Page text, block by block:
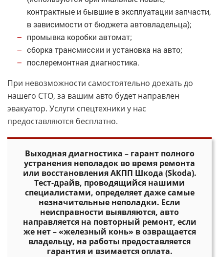
контрактные и бывшие в эксплуатации запчасти,
в зависимости от бюджета автовладельца);
промывка коробки автомат;
сборка трансмиссии и установка на авто;
послеремонтная диагностика.
При невозможности самостоятельно доехать до
нашего СТО, за вашим авто будет направлен
эвакуатор. Услуги спецтехники у нас
предоставляются бесплатно.
Выходная диагностика – гарант полного
устранения неполадок во время ремонта
или восстановления АКПП Шкода (Skoda).
Тест-драйв, проводящийся нашими
специалистами, определяет даже самые
незначительные неполадки. Если
неисправности выявляются, авто
направляется на повторный ремонт, если
же нет – «железный конь» в озвращается
владельцу, на работы предоставляется
гарантия и взимается оплата.